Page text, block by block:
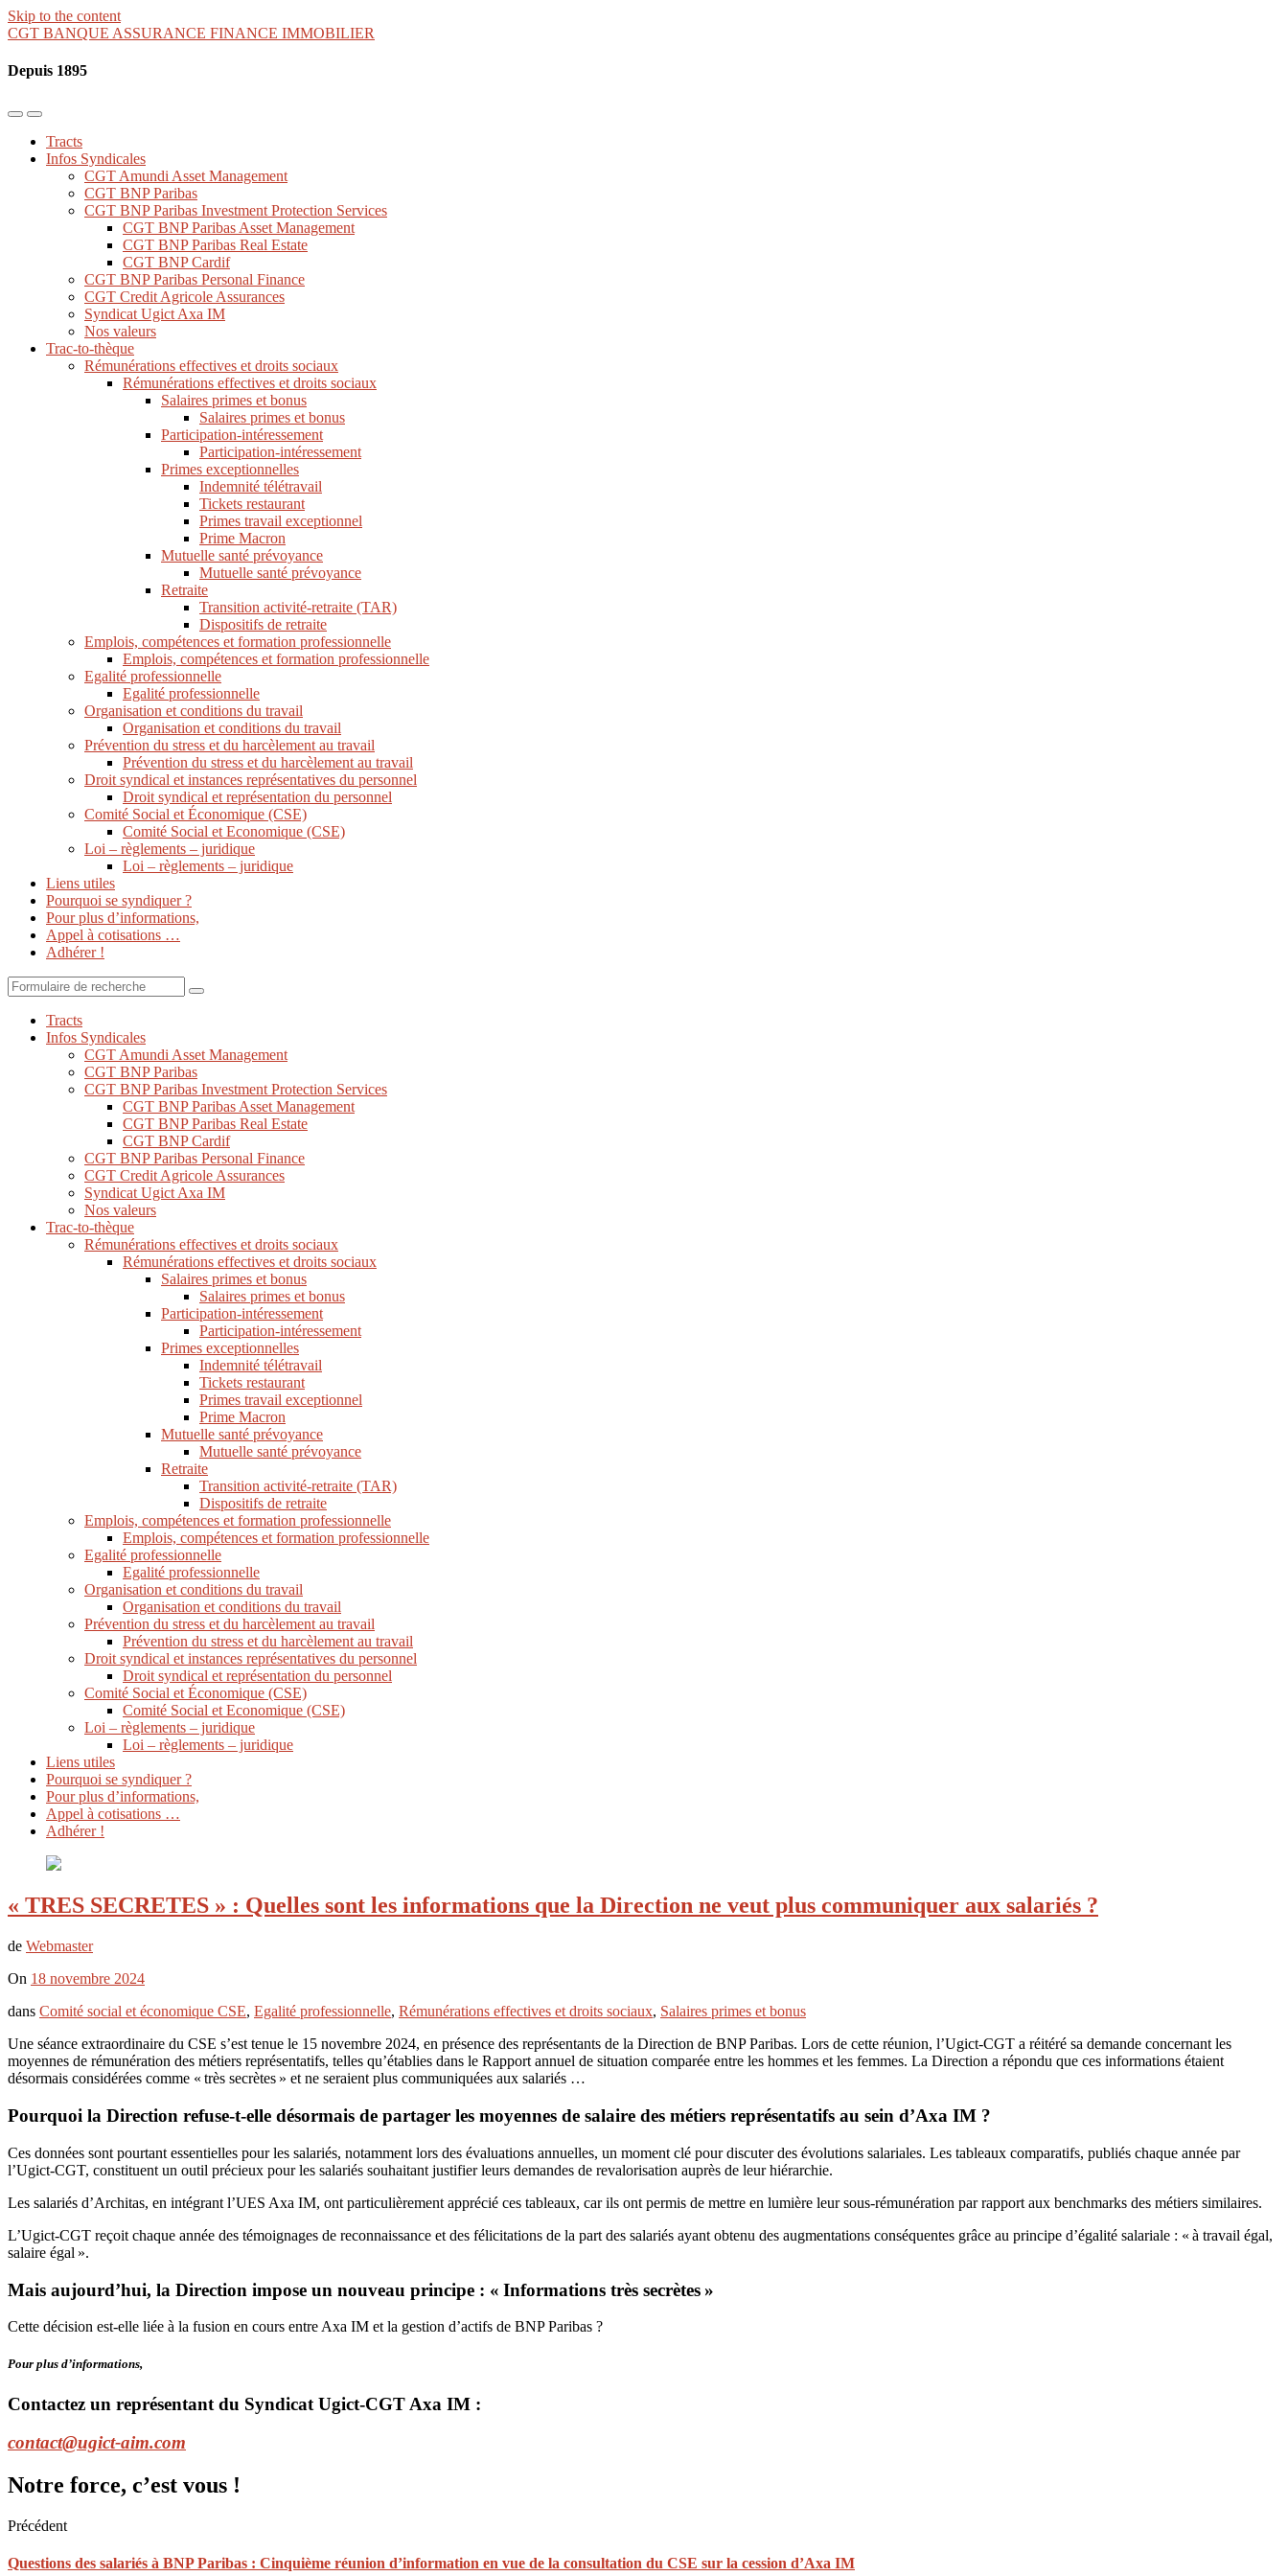
Skip to the content
CGT BANQUE ASSURANCE FINANCE IMMOBILIER
Depuis 1895
Toggle
mobile
menu
Toggle
the
search
field
Tracts
Infos Syndicales
CGT Amundi Asset Management
CGT BNP Paribas
CGT BNP Paribas Investment Protection Services
CGT BNP Paribas Asset Management
CGT BNP Paribas Real Estate
CGT BNP Cardif
CGT BNP Paribas Personal Finance
CGT Credit Agricole Assurances
Syndicat Ugict Axa IM
Nos valeurs
Trac-to-thèque
Rémunérations effectives et droits sociaux
Rémunérations effectives et droits sociaux
Salaires primes et bonus
Salaires primes et bonus
Participation-intéressement
Participation-intéressement
Primes exceptionnelles
Indemnité télétravail
Tickets restaurant
Primes travail exceptionnel
Prime Macron
Mutuelle santé prévoyance
Mutuelle santé prévoyance
Retraite
Transition activité-retraite (TAR)
Dispositifs de retraite
Emplois, compétences et formation professionnelle
Emplois, compétences et formation professionnelle
Egalité professionnelle
Egalité professionnelle
Organisation et conditions du travail
Organisation et conditions du travail
Prévention du stress et du harcèlement au travail
Prévention du stress et du harcèlement au travail
Droit syndical et instances représentatives du personnel
Droit syndical et représentation du personnel
Comité Social et Économique (CSE)
Comité Social et Economique (CSE)
Loi – règlements – juridique
Loi – règlements – juridique
Liens utiles
Pourquoi se syndiquer ?
Pour plus d’informations,
Appel à cotisations …
Adhérer !
Search
Tracts
Infos Syndicales
CGT Amundi Asset Management
CGT BNP Paribas
CGT BNP Paribas Investment Protection Services
CGT BNP Paribas Asset Management
CGT BNP Paribas Real Estate
CGT BNP Cardif
CGT BNP Paribas Personal Finance
CGT Credit Agricole Assurances
Syndicat Ugict Axa IM
Nos valeurs
Trac-to-thèque
Rémunérations effectives et droits sociaux
Rémunérations effectives et droits sociaux
Salaires primes et bonus
Salaires primes et bonus
Participation-intéressement
Participation-intéressement
Primes exceptionnelles
Indemnité télétravail
Tickets restaurant
Primes travail exceptionnel
Prime Macron
Mutuelle santé prévoyance
Mutuelle santé prévoyance
Retraite
Transition activité-retraite (TAR)
Dispositifs de retraite
Emplois, compétences et formation professionnelle
Emplois, compétences et formation professionnelle
Egalité professionnelle
Egalité professionnelle
Organisation et conditions du travail
Organisation et conditions du travail
Prévention du stress et du harcèlement au travail
Prévention du stress et du harcèlement au travail
Droit syndical et instances représentatives du personnel
Droit syndical et représentation du personnel
Comité Social et Économique (CSE)
Comité Social et Economique (CSE)
Loi – règlements – juridique
Loi – règlements – juridique
Liens utiles
Pourquoi se syndiquer ?
Pour plus d’informations,
Appel à cotisations …
Adhérer !
« TRES SECRETES » : Quelles sont les informations que la Direction ne veut plus communiquer aux salariés ?
de Webmaster
On 18 novembre 2024
dans Comité social et économique CSE, Egalité professionnelle, Rémunérations effectives et droits sociaux, Salaires primes et bonus
Une séance extraordinaire du CSE s’est tenue le 15 novembre 2024, en présence des représentants de la Direction de BNP Paribas. Lors de cette réunion, l’Ugict-CGT a réitéré sa demande concernant les
moyennes de rémunération des métiers représentatifs, telles qu’établies dans le Rapport annuel de situation comparée entre les hommes et les femmes. La Direction a répondu que ces informations étaient
désormais considérées comme « très secrètes » et ne seraient plus communiquées aux salariés …
Pourquoi la Direction refuse-t-elle désormais de partager les moyennes de salaire des métiers représentatifs au sein d’Axa IM ?
Ces données sont pourtant essentielles pour les salariés, notamment lors des évaluations annuelles, un moment clé pour discuter des évolutions salariales. Les tableaux comparatifs, publiés chaque année par
l’Ugict-CGT, constituent un outil précieux pour les salariés souhaitant justifier leurs demandes de revalorisation auprès de leur hiérarchie.
Les salariés d’Architas, en intégrant l’UES Axa IM, ont particulièrement apprécié ces tableaux, car ils ont permis de mettre en lumière leur sous-rémunération par rapport aux benchmarks des métiers similaires.
L’Ugict-CGT reçoit chaque année des témoignages de reconnaissance et des félicitations de la part des salariés ayant obtenu des augmentations conséquentes grâce au principe d’égalité salariale : « à travail égal,
salaire égal ».
Mais aujourd’hui, la Direction impose un nouveau principe : « Informations très secrètes »
Cette décision est-elle liée à la fusion en cours entre Axa IM et la gestion d’actifs de BNP Paribas ?
Pour plus d’informations,
Contactez un représentant du Syndicat Ugict-CGT Axa IM :
contact@ugict-aim.com
Notre force, c’est vous !
Précédent
Questions des salariés à BNP Paribas : Cinquième réunion d’information en vue de la consultation du CSE sur la cession d’Axa IM